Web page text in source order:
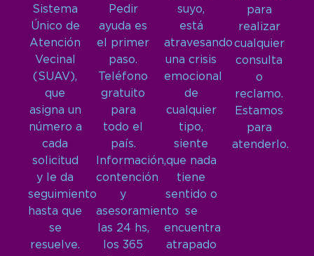
Sistema
Único de
Atención
Vecinal
(SUAV),
que
asigna un
número a
cada
solicitud
y le da
seguimiento
hasta que
se
resuelve.
Pedir
ayuda es
el primer
paso.
Teléfono
gratuito
para
todo el
país.
Información,
contención
y
asesoramiento
las 24 hs,
los 365
suyo,
está
atravesando
una crisis
emocional
de
cualquier
tipo,
siente
que nada
tiene
sentido o
se
encuentra
atrapado
para
realizar
cualquier
consulta
o
reclamo.
Estamos
para
atenderlo.